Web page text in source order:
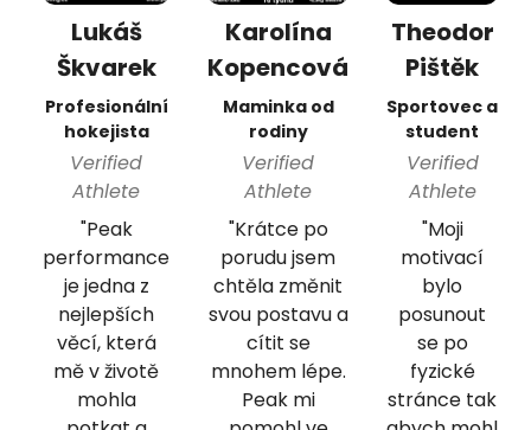
Lukáš
Škvarek
Profesionální
hokejista
Verified
Athlete
"Peak
performance
je jedna z
nejlepších
věcí, která
mě v životě
mohla
Karolína
Kopencová
Maminka od
rodiny
Verified
Athlete
"Krátce po
porudu jsem
chtěla změnit
svou postavu a
cítit se
mnohem lépe.
Peak mi
Theodor
Pištěk
Sportovec a
student
Verified
Athlete
"Moji
motivací
bylo
posunout
se po
fyzické
stránce tak